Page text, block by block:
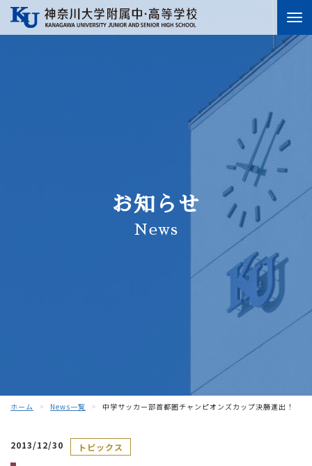
お知らせ
News
ホーム News一覧 中学サッカー部首都圏チャンピオンズカップ決勝進出！
2013/12/30 トピックス